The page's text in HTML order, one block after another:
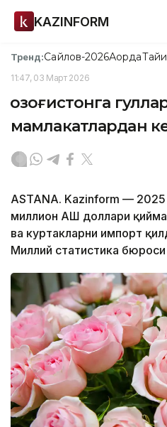
KAZINFORM
Тренд:Сайлов-2026Ақорда
11:47, 03 Март 2026
Қозоғистонга
мамлакатлардан
ASTANA. Kazinform — 2025
миллион АҚШ доллари
ва куртакларни импорт
Миллий статистика